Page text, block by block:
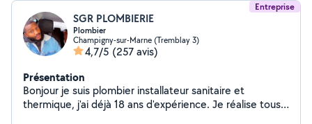
Entreprise
SGR PLOMBIERIE
Plombier
Champigny-sur-Marne (Tremblay 3)
4,7/5 (257 avis)
Présentation
Bonjour je suis plombier installateur sanitaire et
thermique, j'ai déjà 18 ans d'expérience. Je réalise tous